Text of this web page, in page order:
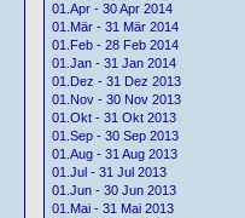
01.Apr - 30 Apr 2014
01.Mär - 31 Mär 2014
01.Feb - 28 Feb 2014
01.Jan - 31 Jan 2014
01.Dez - 31 Dez 2013
01.Nov - 30 Nov 2013
01.Okt - 31 Okt 2013
01.Sep - 30 Sep 2013
01.Aug - 31 Aug 2013
01.Jul - 31 Jul 2013
01.Jun - 30 Jun 2013
01.Mai - 31 Mai 2013